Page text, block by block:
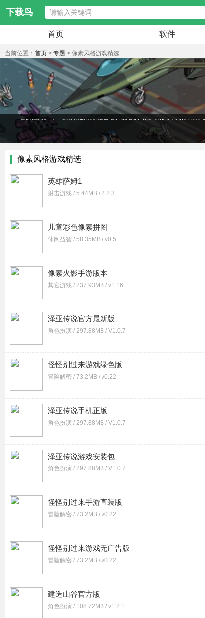
下载鸟
首页 软件
当前位置： 首页 > 专题 > 像素风格游戏精选
怀念那个像素点构成的游戏时代吗？像素风格游戏精选合集带你
古的魅力。每一款像素游戏都蕴含着开发者的巧思与诚意，为你带来
像素风格游戏精选
英雄萨姆1
射击游戏 / 5.44MB / 2.2.3
儿童彩色像素拼图
休闲益智 / 58.35MB / v0.5
像素火影手游版本
其它游戏 / 237.93MB / v1.16
泽亚传说官方最新版
角色扮演 / 297.88MB / V1.0.7
怪怪别过来游戏绿色版
冒险解密 / 73.2MB / v0.22
泽亚传说手机正版
角色扮演 / 297.88MB / V1.0.7
泽亚传说游戏安装包
角色扮演 / 297.88MB / V1.0.7
怪怪别过来手游直装版
冒险解密 / 73.2MB / v0.22
怪怪别过来游戏无广告版
冒险解密 / 73.2MB / v0.22
建造山谷官方版
角色扮演 / 108.72MB / v1.2.1